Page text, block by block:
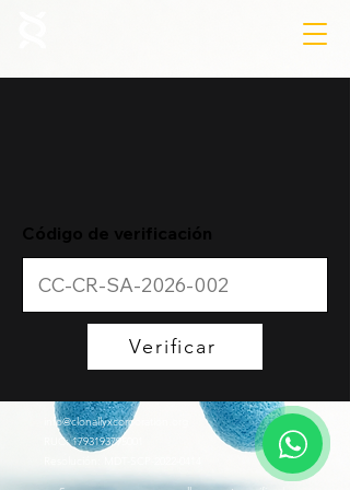
Código de verificación
Verificar
info@clonallyxcorporation.org
RUC:1793193795001